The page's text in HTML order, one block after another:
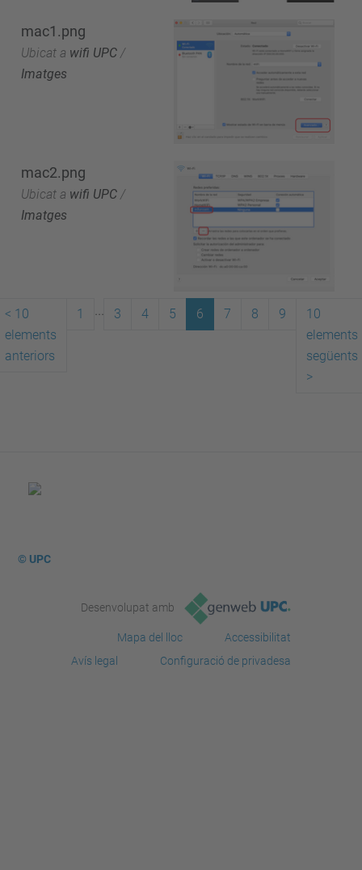
mac1.png
Ubicat a wifi UPC /
Imatges
mac2.png
Ubicat a wifi UPC /
Imatges
< 10
elements
anteriors
1 3 4 5 6 7 8 9
10
elements
següents
>
© UPC
Desenvolupat amb
Mapa del lloc
Accessibilitat
Avís legal
Configuració de privadesa